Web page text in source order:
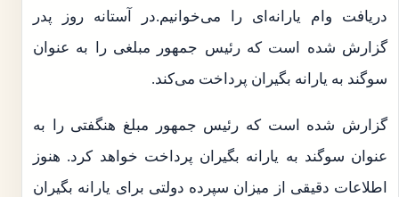
دریافت وام یارانه‌ای را می‌خوانیم.در آستانه روز پدر
گزارش شده است که رئیس جمهور مبلغی را به عنوان
سوگند به یارانه بگیران پرداخت می‌کند.
گزارش شده است که رئیس جمهور مبلغ هنگفتی را به
عنوان سوگند به یارانه بگیران پرداخت خواهد کرد. هنوز
اطلاعات دقیقی از میزان سپرده دولتی برای یارانه بگیران